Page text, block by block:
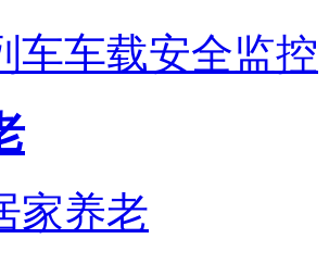
车车载安全监控
家养老